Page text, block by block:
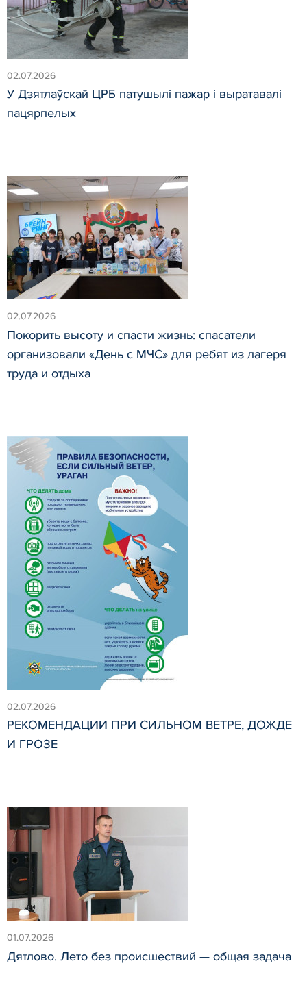
02.07.2026
У Дзятлаўскай ЦРБ патушылі пажар і выратавалі
пацярпелых
02.07.2026
Покорить высоту и спасти жизнь: спасатели
организовали «День с МЧС» для ребят из лагеря
труда и отдыха
02.07.2026
РЕКОМЕНДАЦИИ ПРИ СИЛЬНОМ ВЕТРЕ, ДОЖДЕ
И ГРОЗЕ
01.07.2026
Дятлово. Лето без происшествий — общая задача